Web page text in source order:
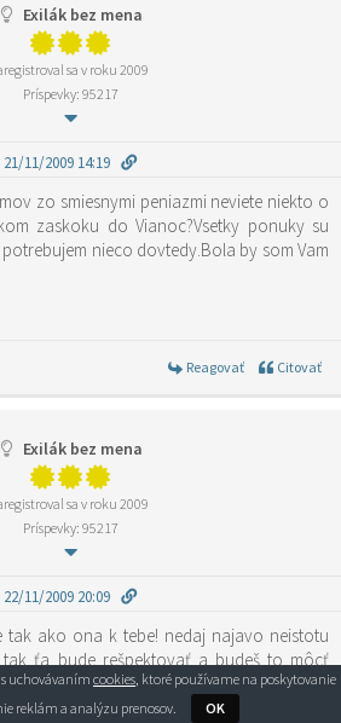
Exilák bez mena
sa v roku 2009
Príspevky: 95217
21/11/2009 14:19
zo smiesnymi peniazmi neviete niekto o
zaskoku do Vianoc?Vsetky ponuky su
nieco dovtedy.Bola by som Vam
Reagovať Citovať
Exilák bez mena
sa v roku 2009
Príspevky: 95217
22/11/2009 20:09
ako ona k tebe! nedaj najavo neistotu
ťa bude rešpektovať a budeš to môcť
že to dáš do novín v akých podmienkach
uchovávaním cookies, ktoré používame na poskytovanie
reklám a analýzu prenosov.
OK